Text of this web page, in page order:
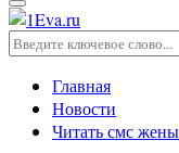
Основное
меню
Искать:
Главная
Новости
Читать смс